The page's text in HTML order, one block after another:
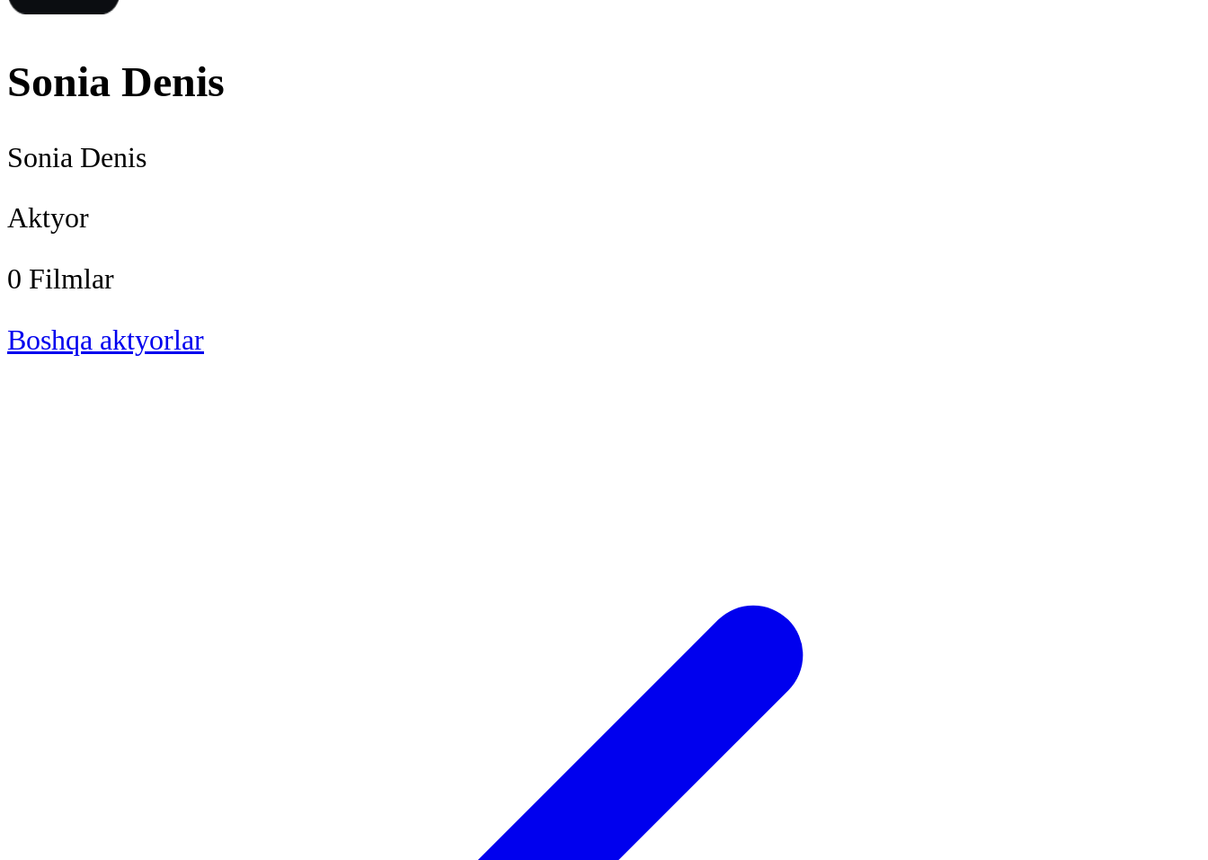
Sonia Denis
Sonia Denis
Aktyor
0 Filmlar
Boshqa aktyorlar